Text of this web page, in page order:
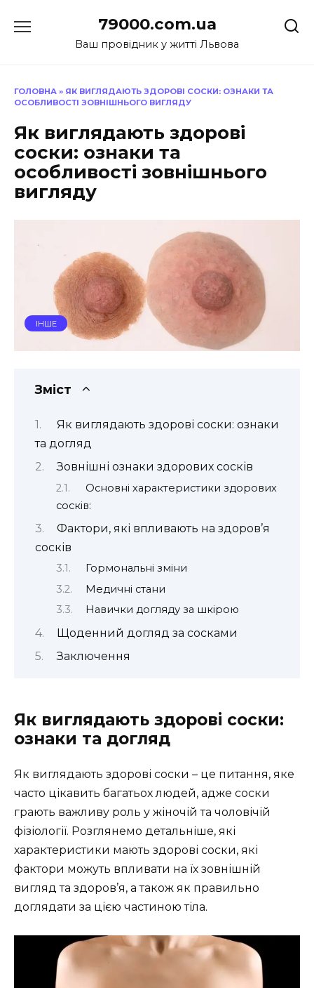
до
79000.com.ua
Ваш провідник у житті Львова
ГОЛОВНА » ЯК ВИГЛЯДАЮТЬ ЗДОРОВІ СОСКИ: ОЗНАКИ ТА
ОСОБЛИВОСТІ ЗОВНІШНЬОГО ВИГЛЯДУ
Як виглядають здорові
соски: ознаки та
особливості зовнішнього
вигляду
ІНШЕ
Зміст
Як виглядають здорові соски: ознаки
та догляд
Зовнішні ознаки здорових сосків
Основні характеристики здорових
сосків:
Фактори, які впливають на здоров’я
сосків
Гормональні зміни
Медичні стани
Навички догляду за шкірою
Щоденний догляд за сосками
Заключення
Як виглядають здорові соски:
ознаки та догляд
Як виглядають здорові соски – це питання, яке
часто цікавить багатьох людей, адже соски
грають важливу роль у жіночій та чоловічій
фізіології. Розглянемо детальніше, які
характеристики мають здорові соски, які
фактори можуть впливати на їх зовнішній
вигляд та здоров’я, а також як правильно
доглядати за цією частиною тіла.